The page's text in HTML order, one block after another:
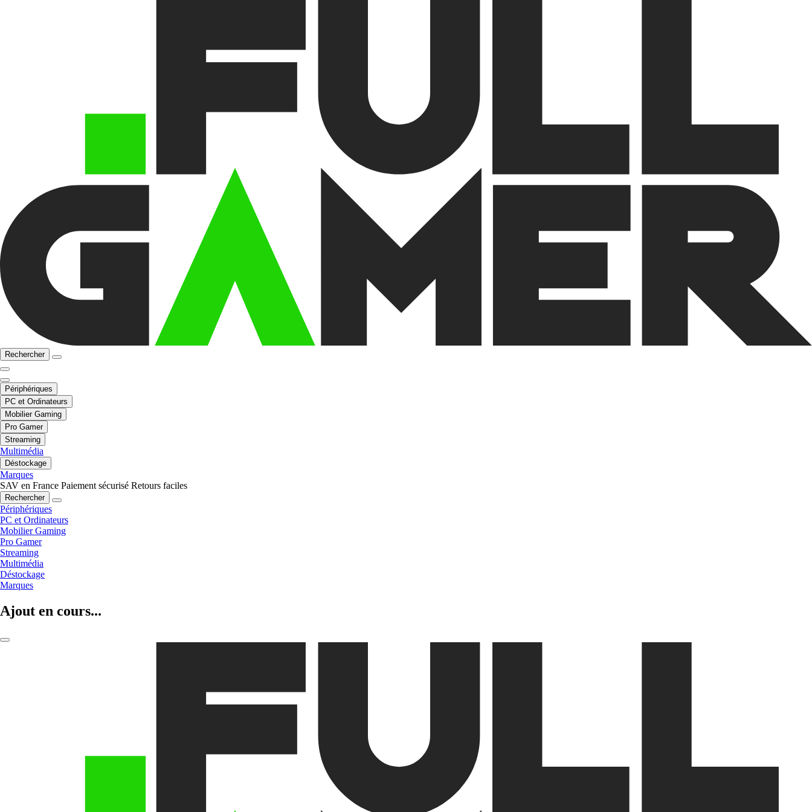
Rechercher
Périphériques
PC et Ordinateurs
Mobilier Gaming
Pro Gamer
Streaming
Multimédia
Déstockage
Marques
SAV en France Paiement sécurisé Retours faciles
Rechercher
Périphériques
PC et Ordinateurs
Mobilier Gaming
Pro Gamer
Streaming
Multimédia
Déstockage
Marques
Ajout en cours...